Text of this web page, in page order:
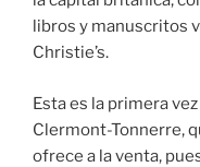
libros y manuscritos
Christie’s.
Esta es la primera
Clermont-Tonnerre,
ofrece a la venta,